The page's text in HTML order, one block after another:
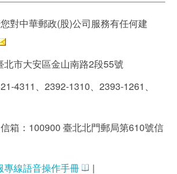
對中華郵政(股)公司服務有任何建
北市大安區金山南路2段55號
4311、2392-1310、2393-1261、
箱：100900 臺北北門郵局第610號信
專線語音操作手冊 |